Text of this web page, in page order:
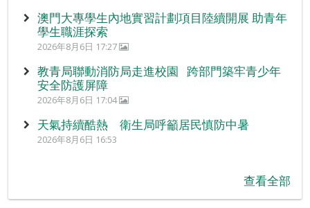
澳門大專學生內地實習計劃項目陸續開展 助青年
學生職涯探索
2026年8月6日 17:27
教青局聯動消防局走進校園 跨部門築牢青少年
安全防護屏障
2026年8月6日 17:04
天氣持續酷熱 衛生局呼籲居民慎防中暑
2026年8月6日 16:53
查看全部